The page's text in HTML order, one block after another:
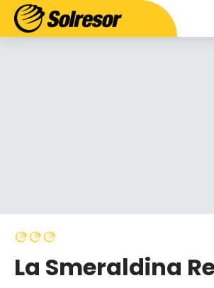
La Smeraldina